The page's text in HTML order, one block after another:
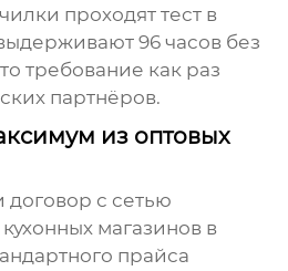
проходят тест в
96 часов без
требование как раз
партнёров.
из оптовых
с сетью
магазинов в
прайса